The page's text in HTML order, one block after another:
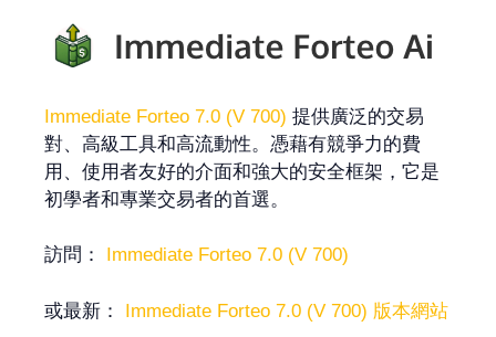
Immediate Forteo 7.0 (V 700) 提供廣泛的交易
對、高級工具和高流動性。憑藉有競爭力的費
用、使用者友好的介面和強大的安全框架，它是
初學者和專業交易者的首選。
訪問： Immediate Forteo 7.0 (V 700)
或最新： Immediate Forteo 7.0 (V 700) 版本網站